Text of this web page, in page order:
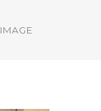
IMAGE